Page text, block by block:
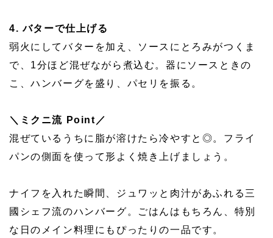
4. バターで仕上げる
弱火にしてバターを加え、ソースにとろみがつくま
で、1分ほど混ぜながら煮込む。器にソースときの
こ、ハンバーグを盛り、パセリを振る。
＼ミクニ流 Point／
混ぜているうちに脂が溶けたら冷やすと◎。フライ
パンの側面を使って形よく焼き上げましょう。
ナイフを入れた瞬間、ジュワッと肉汁があふれる三
國シェフ流のハンバーグ。ごはんはもちろん、特別
な日のメイン料理にもぴったりの一品です。